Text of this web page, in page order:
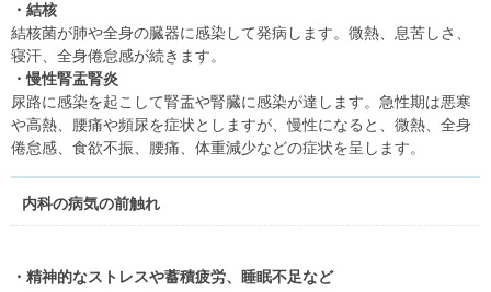
・結核
結核菌が肺や全身の臓器に感染して発病します。微熱、息苦しさ、
寝汗、全身倦怠感が続きます。
・慢性腎盂腎炎
尿路に感染を起こして腎盂や腎臓に感染が達します。急性期は悪寒
や高熱、腰痛や頻尿を症状としますが、慢性になると、微熱、全身
倦怠感、食欲不振、腰痛、体重減少などの症状を呈します。
内科の病気の前触れ
・精神的なストレスや蓄積疲労、睡眠不足など